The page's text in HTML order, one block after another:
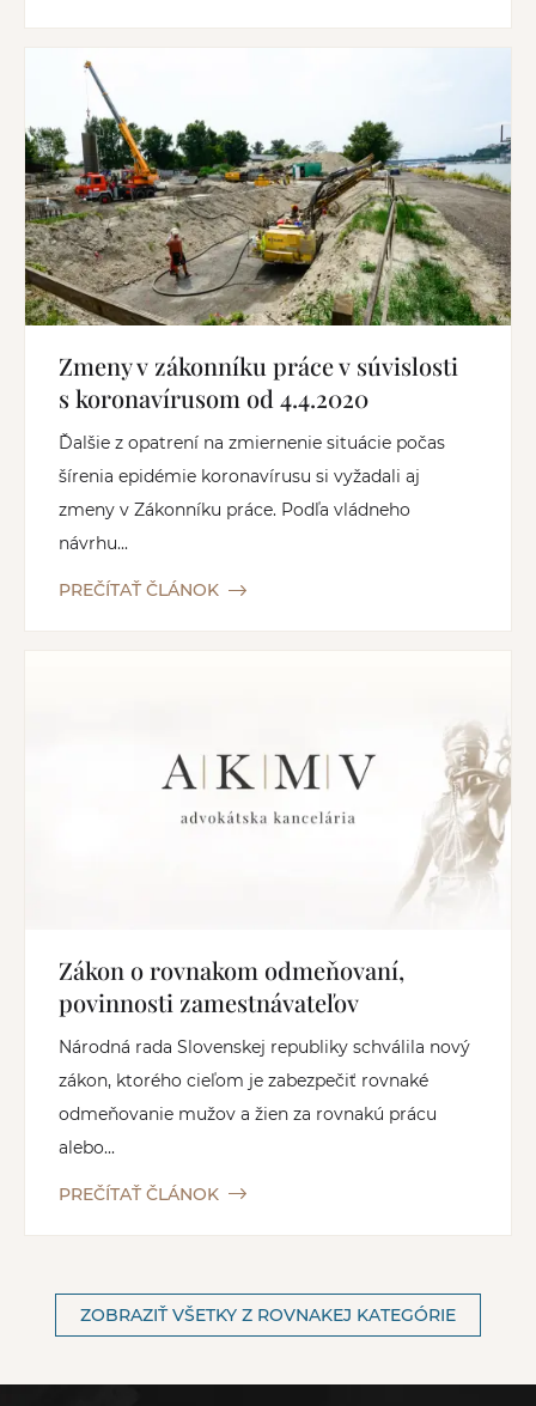
Zmeny v zákonníku práce v súvislosti
s koronavírusom od 4.4.2020
Ďalšie z opatrení na zmiernenie situácie počas
šírenia epidémie koronavírusu si vyžadali aj
zmeny v Zákonníku práce. Podľa vládneho
návrhu...
PREČÍTAŤ ČLÁNOK
Zákon o rovnakom odmeňovaní,
povinnosti zamestnávateľov
Národná rada Slovenskej republiky schválila nový
zákon, ktorého cieľom je zabezpečiť rovnaké
odmeňovanie mužov a žien za rovnakú prácu
alebo...
PREČÍTAŤ ČLÁNOK
ZOBRAZIŤ VŠETKY Z ROVNAKEJ KATEGÓRIE